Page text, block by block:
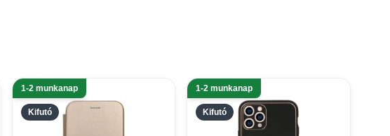
Kifutó
1-2 munkanap
Kifutó
1-2 munkanap